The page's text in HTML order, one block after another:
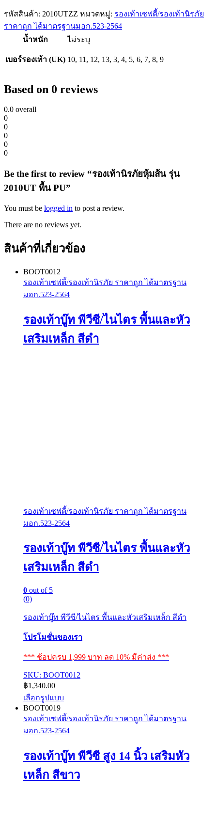
รหัสสินค้า: 2010UTZZ หมวดหมู่: รองเท้าเซฟตี้/รองเท้านิรภัย
ราคาถูก ได้มาตรฐานมอก.523-2564
น้ำหนัก
ไม่ระบุ
เบอร์รองเท้า (UK) 10, 11, 12, 13, 3, 4, 5, 6, 7, 8, 9
Based on 0 reviews
0.0 overall
0
0
0
0
0
Be the first to review “รองเท้านิรภัยหุ้มส้น รุ่น
2010UT พื้น PU”
You must be logged in to post a review.
There are no reviews yet.
สินค้าที่เกี่ยวข้อง
BOOT0012
รองเท้าเซฟตี้/รองเท้านิรภัย ราคาถูก ได้มาตรฐาน
มอก.523-2564
รองเท้าบู๊ท พีวีซี/ไนไตร พื้นและหัว
เสริมเหล็ก สีดำ
รองเท้าเซฟตี้/รองเท้านิรภัย ราคาถูก ได้มาตรฐาน
มอก.523-2564
รองเท้าบู๊ท พีวีซี/ไนไตร พื้นและหัว
เสริมเหล็ก สีดำ
0 out of 5
(0)
รองเท้าบู๊ท พีวีซี/ไนไตร พื้นและหัวเสริมเหล็ก สีดำ
โปรโมชั่นของเรา
*** ช้อปครบ 1,999 บาท ลด 10% มีค่าส่ง ***
SKU: BOOT0012
฿1,340.00
เลือกรูปแบบ
This
product
has
multiple
The
options
be
BOOT0019
รองเท้าเซฟตี้/รองเท้านิรภัย ราคาถูก ได้มาตรฐาน
มอก.523-2564
รองเท้าบู๊ท พีวีซี สูง 14 นิ้ว เสริมหัว
เหล็ก สีขาว